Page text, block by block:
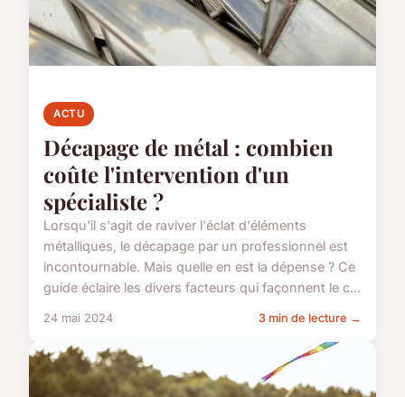
ACTU
Décapage de métal : combien
coûte l'intervention d'un
spécialiste ?
Lorsqu'il s'agit de raviver l'éclat d'éléments
métalliques, le décapage par un professionnel est
incontournable. Mais quelle en est la dépense ? Ce
guide éclaire les divers facteurs qui façonnent le c...
24 mai 2024 3 min de lecture →